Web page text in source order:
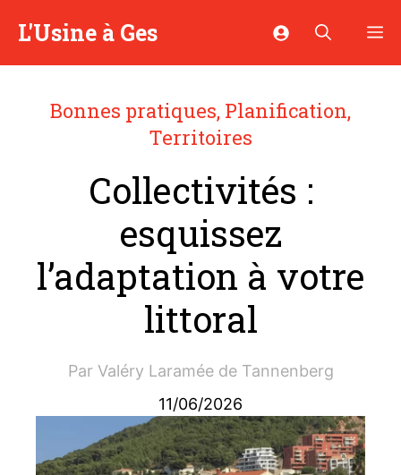
L'Usine à Ges
Bonnes pratiques, Planification,
Territoires
Collectivités :
esquissez
l’adaptation à votre
littoral
Par Valéry Laramée de Tannenberg
11/06/2026